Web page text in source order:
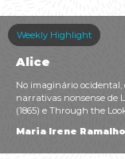
Weekly Highlight
Alice
No imaginário ocidental,
narrativas nonsense de
(1865) e Through the
Maria Irene Ramalho